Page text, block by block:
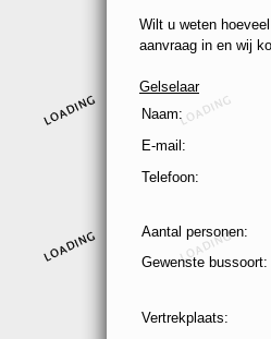
Wilt u weten
aanvraag in en wij
Gelselaar
Naam:
E-mail:
Telefoon:
Aantal personen:
Gewenste bussoort:
Vertrekplaats: